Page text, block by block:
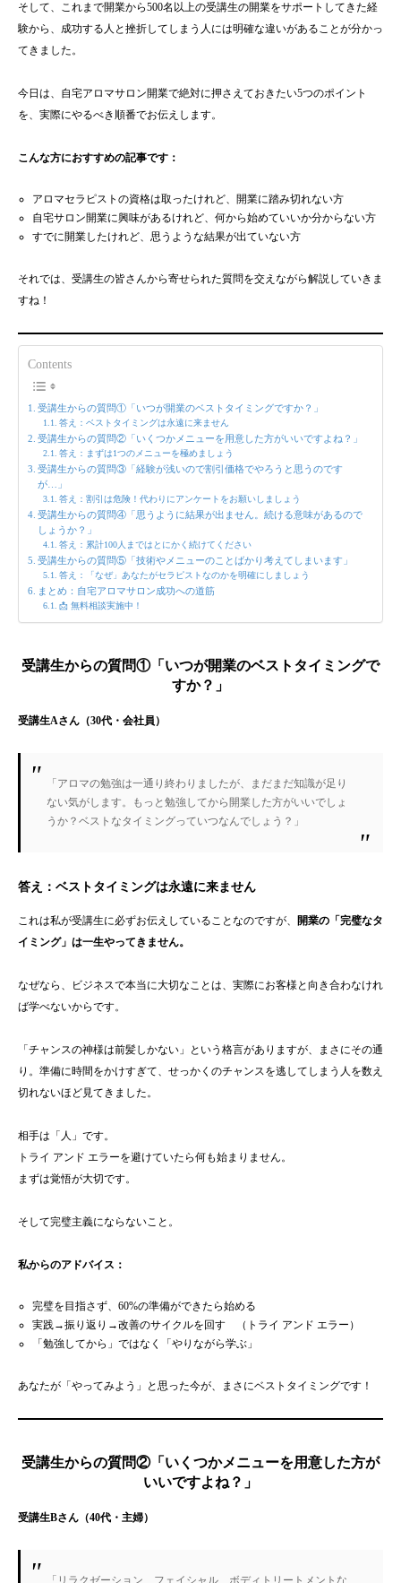
そして、これまで開業から500名以上の受講生の開業をサポートしてきた経
験から、成功する人と挫折してしまう人には明確な違いがあることが分かっ
てきました。
今日は、自宅アロマサロン開業で絶対に押さえておきたい5つのポイント
を、実際にやるべき順番でお伝えします。
こんな方におすすめの記事です：
アロマセラピストの資格は取ったけれど、開業に踏み切れない方
自宅サロン開業に興味があるけれど、何から始めていいか分からない方
すでに開業したけれど、思うような結果が出ていない方
それでは、受講生の皆さんから寄せられた質問を交えながら解説していきま
すね！
Contents
受講生からの質問①「いつが開業のベストタイミングですか？」
答え：ベストタイミングは永遠に来ません
受講生からの質問②「いくつかメニューを用意した方がいいですよね？」
答え：まずは1つのメニューを極めましょう
受講生からの質問③「経験が浅いので割引価格でやろうと思うのです
が…」
答え：割引は危険！代わりにアンケートをお願いしましょう
受講生からの質問④「思うように結果が出ません。続ける意味があるので
しょうか？」
答え：累計100人まではとにかく続けてください
受講生からの質問⑤「技術やメニューのことばかり考えてしまいます」
答え：「なぜ」あなたがセラピストなのかを明確にしましょう
まとめ：自宅アロマサロン成功への道筋
📩 無料相談実施中！
受講生からの質問①「いつが開業のベストタイミングで
すか？」
受講生Aさん（30代・会社員）
「アロマの勉強は一通り終わりましたが、まだまだ知識が足り
ない気がします。もっと勉強してから開業した方がいいでしょ
うか？ベストなタイミングっていつなんでしょう？」
答え： ベストタイミングは永遠に来ません
これは私が受講生に必ずお伝えしていることなのですが、 開業の「完璧なタ
イミング」は一生やってきません。
なぜなら、ビジネスで本当に大切なことは、実際にお客様と向き合わなけれ
ば学べないからです。
「チャンスの神様は前髪しかない」という格言がありますが、まさにその通
り。準備に時間をかけすぎて、せっかくのチャンスを逃してしまう人を数え
切れないほど見てきました。
相手は「人」です。
トライ アンド エラーを避けていたら何も始まりません。
まずは覚悟が大切です。
そして完璧主義にならないこと。
私からのアドバイス：
完璧を目指さず、60%の準備ができたら始める
実践→振り返り→改善のサイクルを回す （トライ アンド エラー）
「勉強してから」ではなく「やりながら学ぶ」
あなたが「やってみよう」と思った今が、まさにベストタイミングです！
受講生からの質問②「いくつかメニューを用意した方が
いいですよね？」
受講生Bさん（40代・主婦）
「リラクゼーション、フェイシャル、ボディトリートメントな